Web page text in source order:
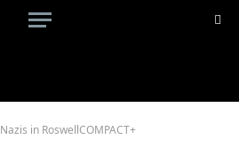
Nazis in RoswellCOMPACT+